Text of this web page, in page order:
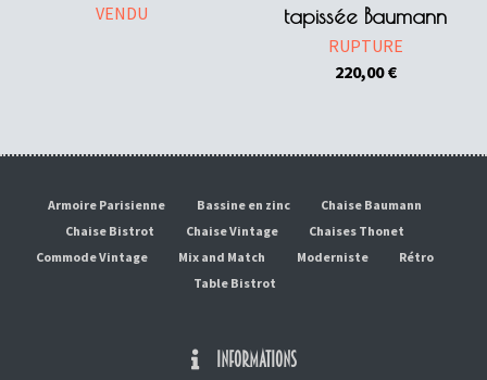
VENDU
tapissée Baumann
RUPTURE
220,00€
Armoire Parisienne Bassine en zinc
Chaise Baumann
Chaise Bistrot
Chaise Vintage
Chaises Thonet
Commode Vintage
Mix and Match Moderniste
Rétro
Table Bistrot
INFORMATIONS